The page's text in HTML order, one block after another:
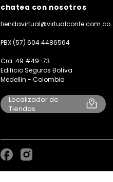
chatea con nosotros
tiendavirtual@virtualconfe.com.co
PBX (57) 604 4486564
Cra. 49 #49-73
Edificio Seguros Bolíva
Medellin - Colombia
Localizador de
Tiendas